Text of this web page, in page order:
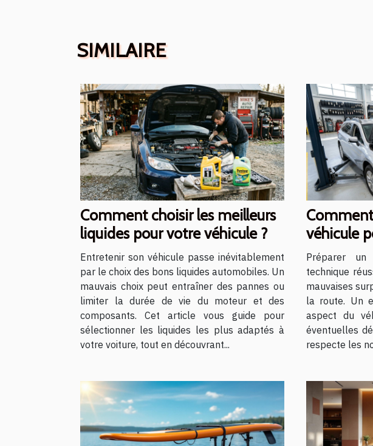
SIMILAIRE
Comment choisir les meilleurs
liquides pour votre véhicule ?
Entretenir son véhicule passe inévitablement
par le choix des bons liquides automobiles. Un
mauvais choix peut entraîner des pannes ou
limiter la durée de vie du moteur et des
composants. Cet article vous guide pour
sélectionner les liquides les plus adaptés à
votre voiture, tout en découvrant...
véhicule
technique
Préparer
technique
mauvaises
la route. Un
aspect du
éventuelles
respecte les